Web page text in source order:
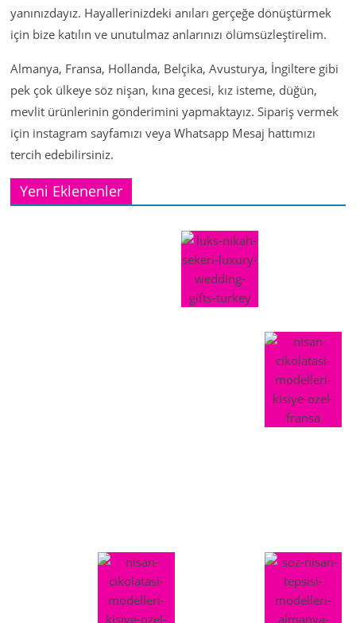
yanınızdayız. Hayallerinizdeki anıları gerçeğe dönüştürmek
için bize katılın ve unutulmaz anlarınızı ölümsüzleştirelim.
Almanya, Fransa, Hollanda, Belçika, Avusturya, İngiltere gibi
pek çok ülkeye söz nişan, kına gecesi, kız isteme, düğün,
mevlit ürünlerinin gönderimini yapmaktayız. Sipariş vermek
için instagram sayfamızı veya Whatsapp Mesaj hattımızı
tercih edebilirsiniz.
Yeni Eklenenler